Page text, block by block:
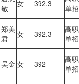
敏
女 392.3
单招
郑美
君
女 392.3
高职
单招
吴金 女 392
高职
单招